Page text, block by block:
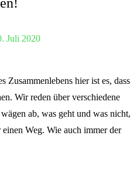
Juli 2020
Zusammenlebens hier ist es, dass
Wir reden über verschiedene
ab, was geht und was nicht,
Weg. Wie auch immer der